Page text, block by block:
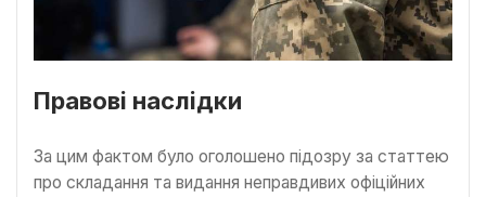
Правові наслідки
За цим фактом було оголошено підозру за статтею
про складання та видання неправдивих офіційних